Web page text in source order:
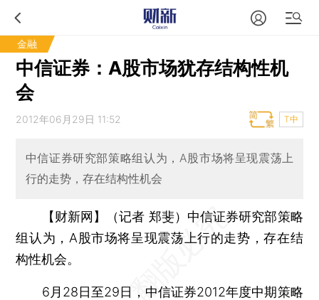
金融
中信证券：A股市场犹存结构性机
会
2012年06月29日 11:52 T中
中信证券研究部策略组认为，A股市场将呈现震荡上
行的走势，存在结构性机会
【财新网】（记者 郑斐） 中信证券研究部策略
组认为，A股市场将呈现震荡上行的走势，存在结
构性机会。
6月28日至29日，中信证券2012年度中期策略